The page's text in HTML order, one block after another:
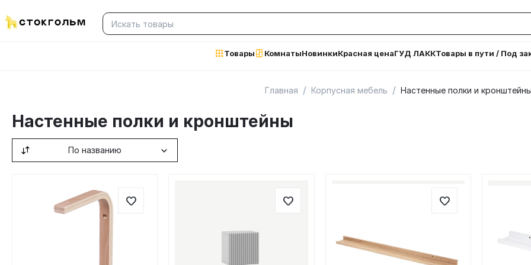
Товары КомнатыНовинкиКрасная ценаГУД ЛАККТовары в пути / Под
Главная / Корпусная мебель / Настенные полки и кронштейны
Настенные полки и кронштейны
По названию